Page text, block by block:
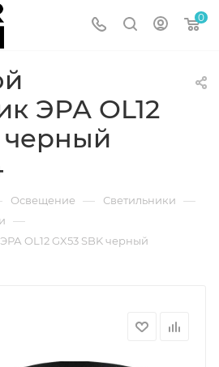
0
ЭРА OL12
черный
Освещение — Светильники —
—
OL12 GX53 SBK черный